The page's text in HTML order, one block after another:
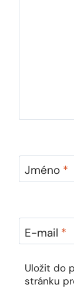
Jméno *
E-mail *
Uložit do
stránku